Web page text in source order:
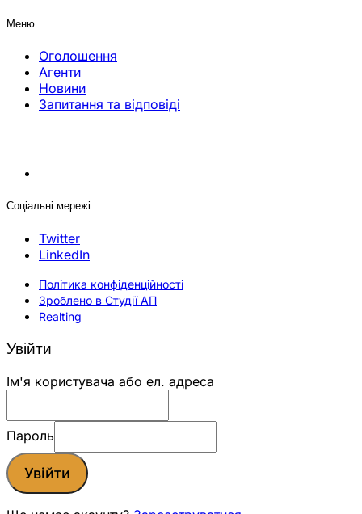
Меню
Оголошення
Агенти
Новини
Запитання та відповіді
Соціальні мережі
Twitter
LinkedIn
Політика конфіденційності
Зроблено в Студії АП
Realting
Увійти
Ім'я користувача або ел. адреса
Пароль
Увійти